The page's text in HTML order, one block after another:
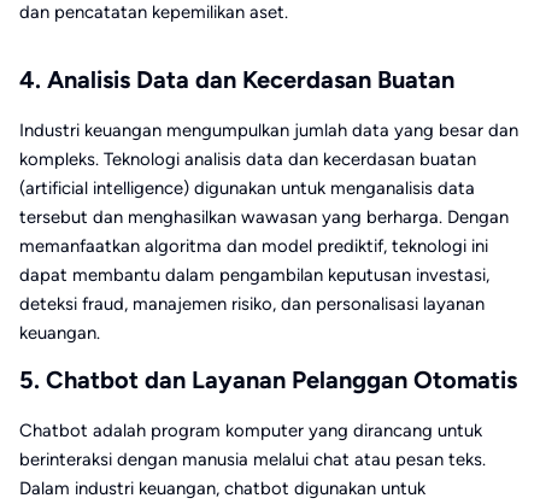
dan pencatatan kepemilikan aset.
4. Analisis Data dan Kecerdasan Buatan
Industri keuangan mengumpulkan jumlah data yang besar dan
kompleks. Teknologi analisis data dan kecerdasan buatan
(artificial intelligence) digunakan untuk menganalisis data
tersebut dan menghasilkan wawasan yang berharga. Dengan
memanfaatkan algoritma dan model prediktif, teknologi ini
dapat membantu dalam pengambilan keputusan investasi,
deteksi fraud, manajemen risiko, dan personalisasi layanan
keuangan.
5. Chatbot dan Layanan Pelanggan Otomatis
Chatbot adalah program komputer yang dirancang untuk
berinteraksi dengan manusia melalui chat atau pesan teks.
Dalam industri keuangan, chatbot digunakan untuk